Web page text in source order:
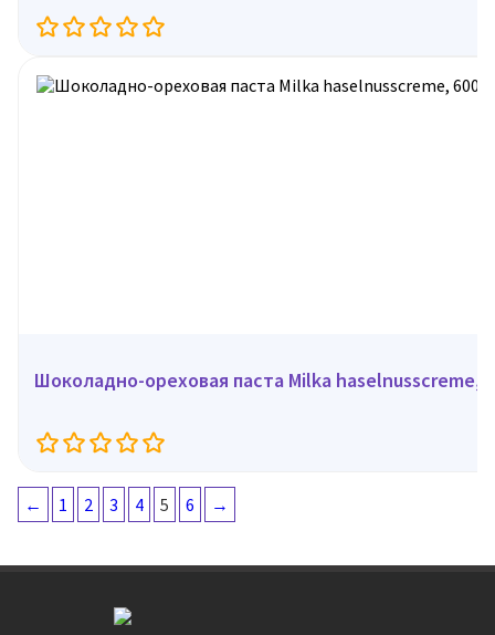
Шоколадно-ореховая паста Milka haselnusscreme,
← 1 2 3 4 5 6 →